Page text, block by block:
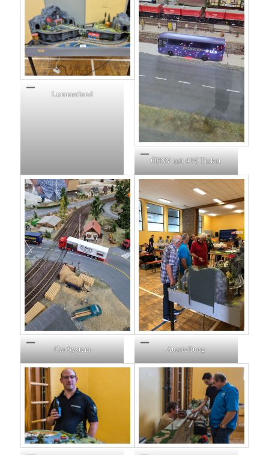
Lummerland
ÖPNV mit 49€ Ticket
Car System Ausstellung